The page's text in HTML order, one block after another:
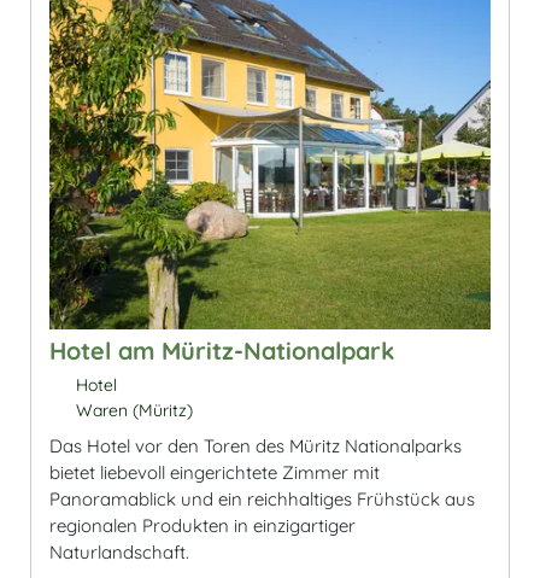
Hotel am Müritz-Nationalpark
Hotel
Waren (Müritz)
Das Hotel vor den Toren des Müritz Nationalparks
bietet liebevoll eingerichtete Zimmer mit
Panoramablick und ein reichhaltiges Frühstück aus
regionalen Produkten in einzigartiger
Naturlandschaft.